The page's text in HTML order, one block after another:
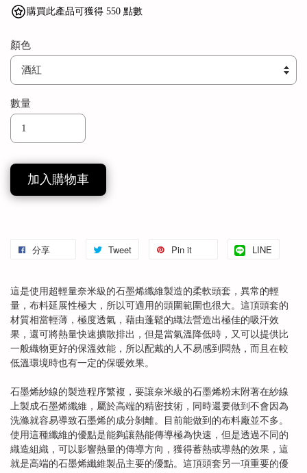
購買此產品可獲得 550 點數
顏色
數量
加入購物車
分享 Tweet Pin it LINE
這是使用超輕量奈米級的石墨烯纖維製造的柔軟頭套，異常的輕
量，布料延展性極大，所以可適用的頭圍範圍也很大。這頂頭套的
材質相當輕薄，極度透氣，藉由蓬鬆的織法營造出極佳的吸汗效
果，還可將熱量快速擴散排出，但是當氣溫降低時，又可以提供比
一般織物更好的保溫效能，所以配戴的人不易感到悶熱，而且在較
低溫環境時也有一定的保暖效果。
石墨烯紗線的製造程序繁複，要讓奈米級的石墨烯粉末附著在紗線
上製成石墨烯纖維，屬於高端的精密技術，同時還要做到不會因為
洗滌就容易導致石墨烯的成分剝離。目前能做到的布料廠並不多。
使用這種纖維的優點是能夠讓熱能傳導極為快速，但是透過不同的
織造組織，可以影響熱量的傳導方向，獲得蓄熱或導熱的效果，這
就是高端的石墨烯纖維製品主要的優點。這頂頭套另一項重要的優